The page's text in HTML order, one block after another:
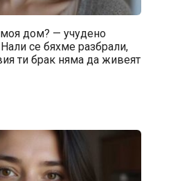
дом? — учудено
се бяхме разбрали,
ти брак няма да живеят